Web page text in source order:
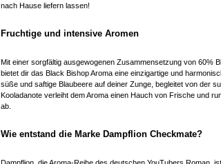
nach Hause liefern lassen!
Fruchtige und intensive Aromen
Mit einer sorgfältig ausgewogenen Zusammensetzung von 60%
bietet dir das Black Bishop Aroma eine einzigartige und
süße und saftige Blaubeere auf deiner Zunge, begleitet von der
Kooladanote verleiht dem Aroma einen Hauch von Frische und
ab.
Wie entstand die Marke Dampflion Checkmate?